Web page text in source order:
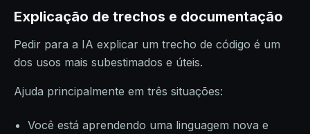
Explicação de trechos e documentação
Pedir para a IA explicar um trecho de código é um
dos usos mais subestimados e úteis.
Ajuda principalmente em três situações:
Você está aprendendo uma linguagem nova e